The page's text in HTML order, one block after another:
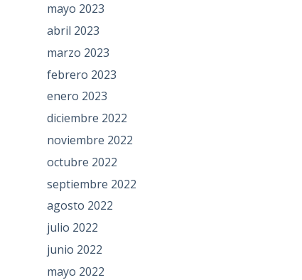
mayo 2023
abril 2023
marzo 2023
febrero 2023
enero 2023
diciembre 2022
noviembre 2022
octubre 2022
septiembre 2022
agosto 2022
julio 2022
junio 2022
mayo 2022